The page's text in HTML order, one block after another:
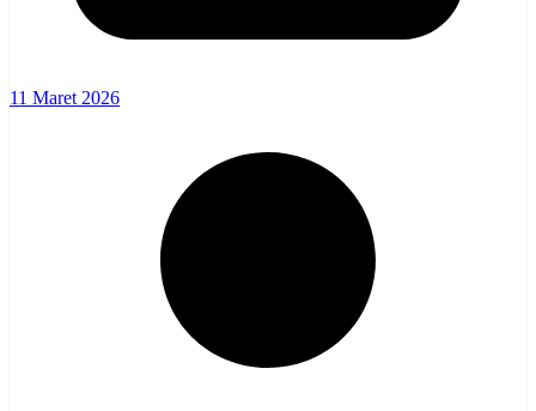
11 Maret 2026